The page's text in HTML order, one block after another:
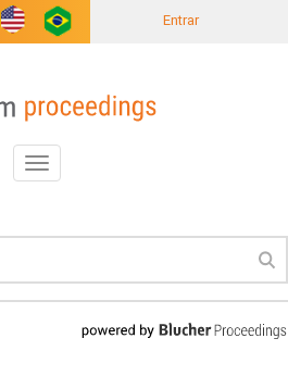
Entrar
Toggle
navigation